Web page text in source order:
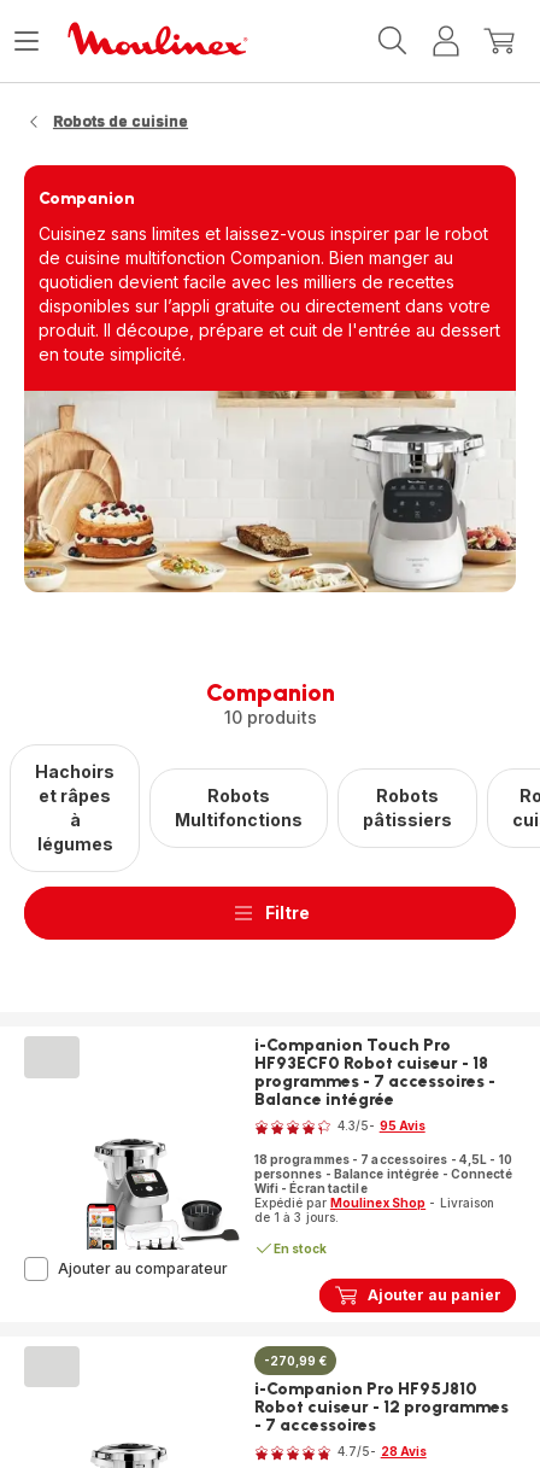
MonMon
Ouvrir
Robots de cuisine
Companion
Cuisinez sans limites et laissez-vous inspirer par le robot
de cuisine multifonction Companion. Bien manger au
quotidien devient facile avec les milliers de recettes
disponibles sur l’appli gratuite ou directement dans votre
produit. Il découpe, prépare et cuit de l'entrée au dessert
en toute simplicité.
Companion
10 produits
Hachoirs
et râpes
à
légumes
Robots
Multifonctions
Robots
pâtissiers
Filtre
Ajouter au panier
i-Companion Touch Pro
HF93ECF0 Robot cuiseur - 18
programmes - 7 accessoires -
Balance intégrée
Note
4.3/5- 95 Avis
18 programmes - 7 accessoires - 4,5L - 10
personnes - Balance intégrée - Connecté
Wifi - Écran tactile
Expédié par Moulinex Shop - Livraison
de 1 à 3 jours.
En stock
Ajouter au comparateuri-
HF93ECF0
Robot
cuiseur
-270,99 €
i-Companion Pro HF95J810
Robot cuiseur - 12 programmes
- 7 accessoires
Note
4.7/5- 28 Avis